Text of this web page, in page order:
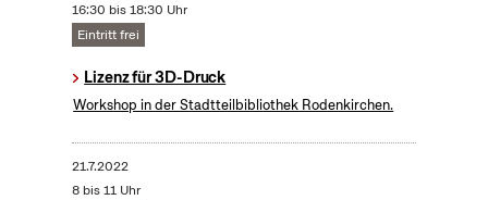
16:30 bis 18:30 Uhr
Eintritt frei
Lizenz für 3D-Druck
Workshop in der Stadtteilbibliothek Rodenkirchen.
21.7.2022
8 bis 11 Uhr